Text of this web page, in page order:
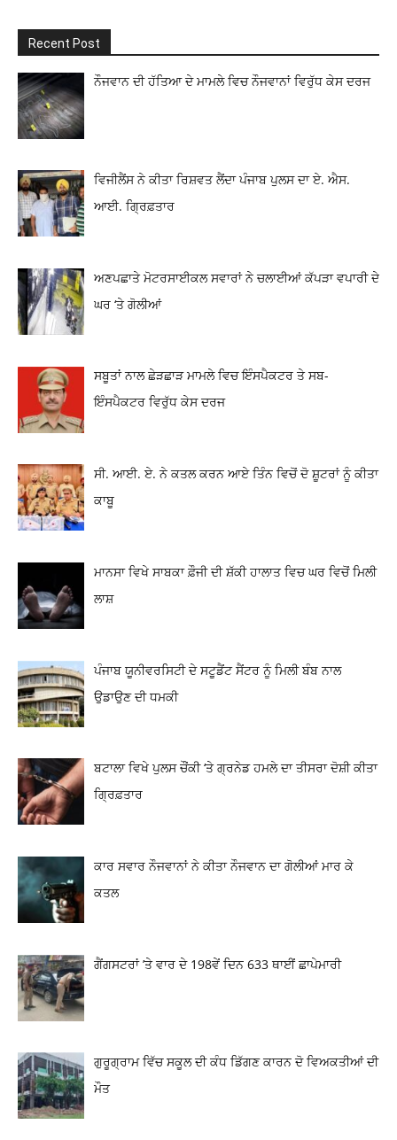
Recent Post
ਨੌਜਵਾਨ ਦੀ ਹੱਤਿਆ ਦੇ ਮਾਮਲੇ ਵਿਚ ਨੌਜਵਾਨਾਂ ਵਿਰੁੱਧ ਕੇਸ ਦਰਜ
ਵਿਜੀਲੈਂਸ ਨੇ ਕੀਤਾ ਰਿਸ਼ਵਤ ਲੈਂਦਾ ਪੰਜਾਬ ਪੁਲਸ ਦਾ ਏ. ਐਸ.
ਆਈ. ਗ੍ਰਿਫ਼ਤਾਰ
ਅਣਪਛਾਤੇ ਮੋਟਰਸਾਈਕਲ ਸਵਾਰਾਂ ਨੇ ਚਲਾਈਆਂ ਕੱਪੜਾ ਵਪਾਰੀ ਦੇ
ਘਰ ‘ਤੇ ਗੋਲੀਆਂ
ਸਬੂਤਾਂ ਨਾਲ ਛੇੜਛਾੜ ਮਾਮਲੇ ਵਿਚ ਇੰਸਪੈਕਟਰ ਤੇ ਸਬ-
ਇੰਸਪੈਕਟਰ ਵਿਰੁੱਧ ਕੇਸ ਦਰਜ
ਸੀ. ਆਈ. ਏ. ਨੇ ਕਤਲ ਕਰਨ ਆਏ ਤਿੰਨ ਵਿਚੋਂ ਦੋ ਸ਼ੂਟਰਾਂ ਨੂੰ ਕੀਤਾ
ਕਾਬੂ
ਮਾਨਸਾ ਵਿਖੇ ਸਾਬਕਾ ਫ਼ੌਜੀ ਦੀ ਸ਼ੱਕੀ ਹਾਲਾਤ ਵਿਚ ਘਰ ਵਿਚੋਂ ਮਿਲੀ
ਲਾਸ਼
ਪੰਜਾਬ ਯੂਨੀਵਰਸਿਟੀ ਦੇ ਸਟੂਡੈਂਟ ਸੈਂਟਰ ਨੂੰ ਮਿਲੀ ਬੰਬ ਨਾਲ
ਉਡਾਉਣ ਦੀ ਧਮਕੀ
ਬਟਾਲਾ ਵਿਖੇ ਪੁਲਸ ਚੌਂਕੀ ‘ਤੇ ਗ੍ਰਨੇਡ ਹਮਲੇ ਦਾ ਤੀਸਰਾ ਦੋਸ਼ੀ ਕੀਤਾ
ਗ੍ਰਿਫ਼ਤਾਰ
ਕਾਰ ਸਵਾਰ ਨੌਜਵਾਨਾਂ ਨੇ ਕੀਤਾ ਨੌਜਵਾਨ ਦਾ ਗੋਲੀਆਂ ਮਾਰ ਕੇ
ਕਤਲ
ਗੈਂਗਸਟਰਾਂ ’ਤੇ ਵਾਰ ਦੇ 198ਵੇਂ ਦਿਨ 633 ਥਾਈਂ ਛਾਪੇਮਾਰੀ
ਗੁਰੂਗ੍ਰਾਮ ਵਿੱਚ ਸਕੂਲ ਦੀ ਕੰਧ ਡਿੱਗਣ ਕਾਰਨ ਦੋ ਵਿਅਕਤੀਆਂ ਦੀ
ਮੌਤ